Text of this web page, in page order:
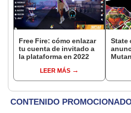
Free Fire: cómo enlazar
tu cuenta de invitado a
la plataforma en 2022
LEER MÁS
State